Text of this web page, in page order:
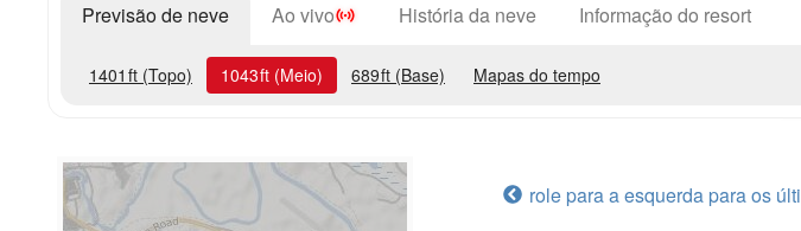
Previsão de neve Ao vivo História da neve Informação do resort
1401 ft (Topo) 1043ft (Meio) 689ft (Base) Mapas do tempo
role para a esquerda para os